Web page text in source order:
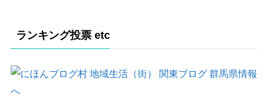
ランキング投票 etc